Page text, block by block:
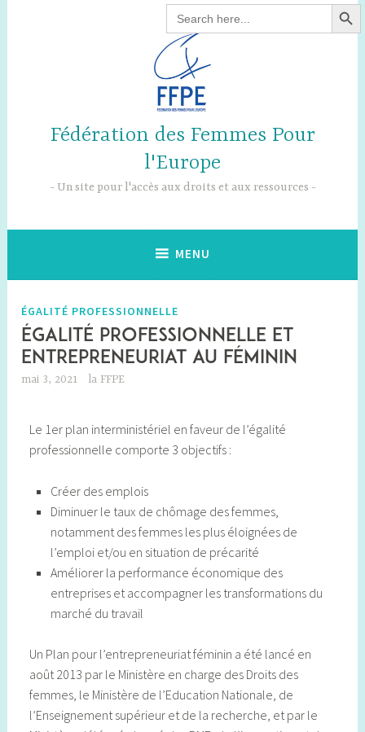
Search
for:
Fédération des Femmes Pour
l'Europe
Un site pour l'accès aux droits et aux ressources
MENU
ÉGALITÉ PROFESSIONNELLE
Égalité professionnelle et
entrepreneuriat au féminin
mai 3, 2021 la FFPE
Le 1er plan interministériel en faveur de l’égalité
professionnelle comporte 3 objectifs :
Créer des emplois
Diminuer le taux de chômage des femmes,
notamment des femmes les plus éloignées de
l’emploi et/ou en situation de précarité
Améliorer la performance économique des
entreprises et accompagner les transformations du
marché du travail
Un Plan pour l’entrepreneuriat féminin a été lancé en
août 2013 par le Ministère en charge des Droits des
femmes, le Ministère de l’Education Nationale, de
l’Enseignement supérieur et de la recherche, et par le